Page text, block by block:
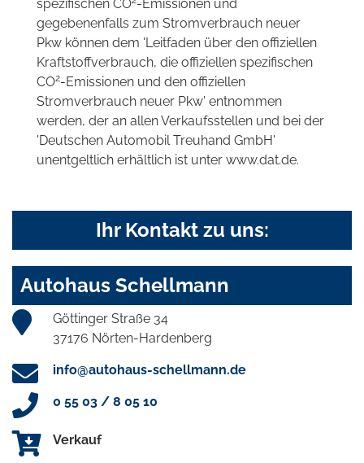
spezifischen CO -Emissionen und
gegebenenfalls zum Stromverbrauch neuer
Pkw können dem 'Leitfaden über den offiziellen
Kraftstoffverbrauch, die offiziellen spezifischen
CO2-Emissionen und den offiziellen
Stromverbrauch neuer Pkw' entnommen
werden, der an allen Verkaufsstellen und bei der
'Deutschen Automobil Treuhand GmbH'
unentgeltlich erhältlich ist unter www.dat.de.
Ihr Kontakt zu uns:
Autohaus Schellmann
Göttinger Straße 34
37176 Nörten-Hardenberg
info@autohaus-schellmann.de
0 55 03 / 8 05 10
Verkauf